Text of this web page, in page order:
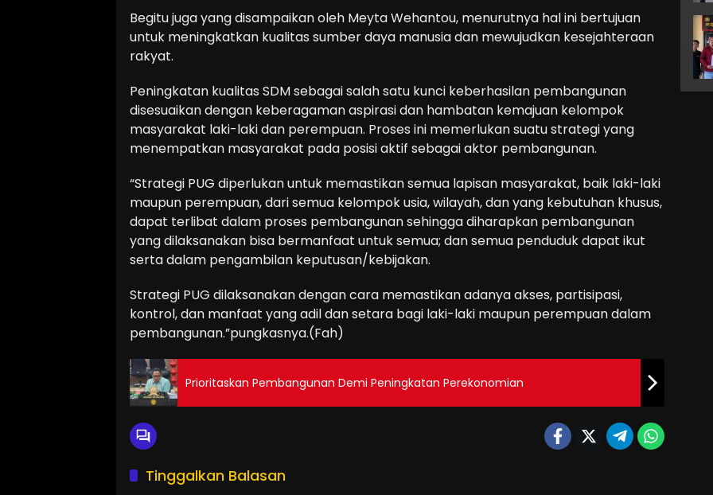
Begitu juga yang disampaikan oleh Meyta Wehantou, menurutnya hal ini bertujuan
untuk meningkatkan kualitas sumber daya manusia dan mewujudkan kesejahteraan
rakyat.
Peningkatan kualitas SDM sebagai salah satu kunci keberhasilan pembangunan
disesuaikan dengan keberagaman aspirasi dan hambatan kemajuan kelompok
masyarakat laki-laki dan perempuan. Proses ini memerlukan suatu strategi yang
menempatkan masyarakat pada posisi aktif sebagai aktor pembangunan.
“Strategi PUG diperlukan untuk memastikan semua lapisan masyarakat, baik laki-laki
maupun perempuan, dari semua kelompok usia, wilayah, dan yang kebutuhan khusus,
dapat terlibat dalam proses pembangunan sehingga diharapkan pembangunan
yang dilaksanakan bisa bermanfaat untuk semua; dan semua penduduk dapat ikut
serta dalam pengambilan keputusan/kebijakan.
Strategi PUG dilaksanakan dengan cara memastikan adanya akses, partisipasi,
kontrol, dan manfaat yang adil dan setara bagi laki-laki maupun perempuan dalam
pembangunan.”pungkasnya.(Fah)
Prioritaskan Pembangunan Demi Peningkatan Perekonomian
Tinggalkan Balasan